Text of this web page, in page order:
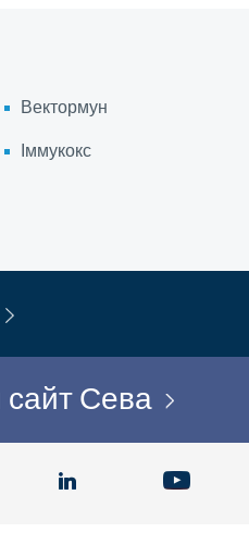
Вектормун
Іммукокс
сайт Сева